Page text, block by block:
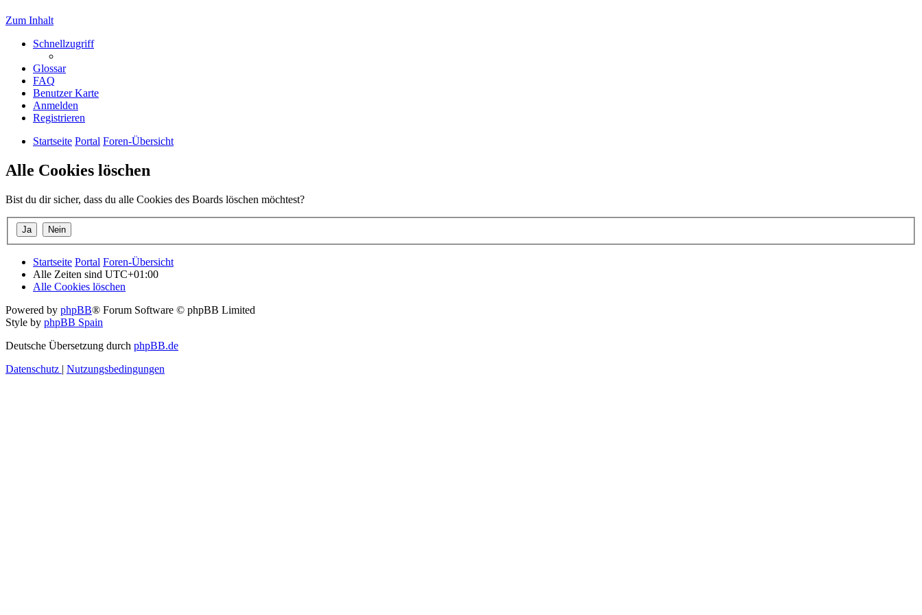
Zum Inhalt
Schnellzugriff
Glossar
FAQ
Benutzer Karte
Anmelden
Registrieren
Startseite Portal Foren-Übersicht
Alle Cookies löschen
Bist du dir sicher, dass du alle Cookies des Boards löschen möchtest?
Startseite Portal Foren-Übersicht
Alle Zeiten sind UTC+01:00
Alle Cookies löschen
Powered by phpBB® Forum Software © phpBB Limited
Style by phpBB Spain
Deutsche Übersetzung durch phpBB.de
Datenschutz | Nutzungsbedingungen